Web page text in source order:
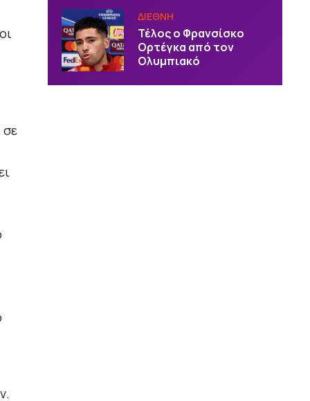
σε
ΔΙΕΘΝΗ
Τέλος ο Φρανσίσκο
Ορτέγκα από τον
Ολυμπιακό